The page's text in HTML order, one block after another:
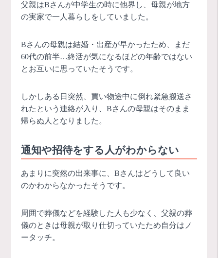
父親はBさんが中学生の時に他界し、母親が地方
の実家で一人暮らしをしていました。
Bさんの母親は結婚・出産が早かったため、まだ
60代の前半…終活が気になるほどの年齢ではない
とお互いに思っていたそうです。
しかしある日突然、買い物途中に倒れ緊急搬送さ
れたという連絡が入り、Bさんの母親はそのまま
帰らぬ人となりました。
通知や招待をする人がわからない
あまりに突然の出来事に、Bさんはどうして良い
のかわからなかったそうです。
周囲で葬儀などを経験した人も少なく、父親の葬
儀のときは母親が取り仕切っていたため自分はノ
ータッチ。